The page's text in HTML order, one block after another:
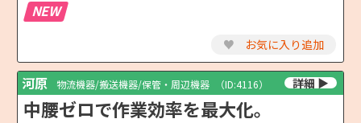
NEW
♥ お気に入り追加
河原 物流機器/搬送機器/保管・周辺機器 （ID:4116）
中腰ゼロで作業効率を最大化。